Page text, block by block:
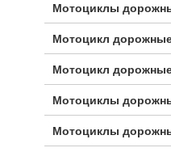
Мотоциклы
Мотоцикл
Мотоцикл
Мотоциклы
Мотоциклы